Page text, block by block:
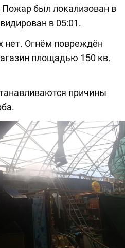
Пожар был локализован в
в 05:01.
нет. Огнём повреждён
площадью 150 кв.
причины